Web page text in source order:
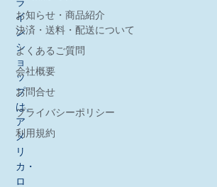
イ
ン
シ
ョ
ッ
プ
は、
ア
メ
リ
カ・
ロ
お知らせ・商品紹介
決済・送料・配送について
よくあるご質問
会社概要
お問合せ
プライバシーポリシー
利用規約